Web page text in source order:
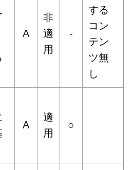
A
非
適
用
‐
する
コン
テン
ツ無
し
A
適
用
○